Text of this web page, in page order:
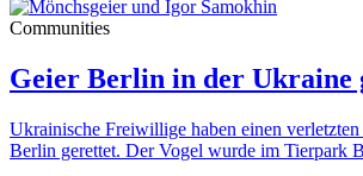
Communities
Geier Berlin in der Ukraine
Ukrainische Freiwillige haben einen
Berlin gerettet. Der Vogel wurde im Tierpark